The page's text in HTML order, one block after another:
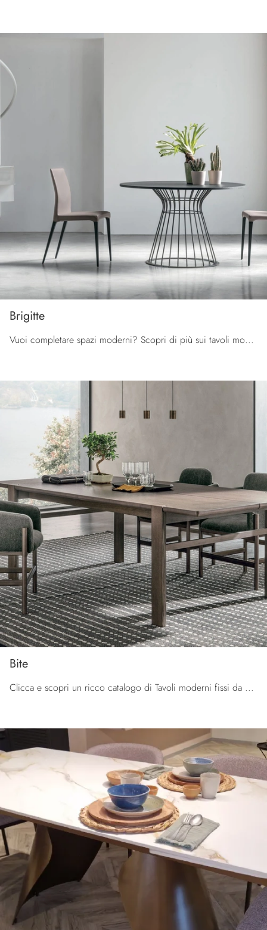
Brigitte
Vuoi completare spazi moderni? Scopri di più sui tavoli moderni fissi: il modello da pranzo Brigitte ti aspetta.
Bite
Clicca e scopri un ricco catalogo di Tavoli moderni fissi da pranzo! Il modello Bite di Tomasella ti sta aspettando.